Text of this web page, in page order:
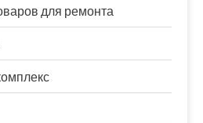
для ремонта